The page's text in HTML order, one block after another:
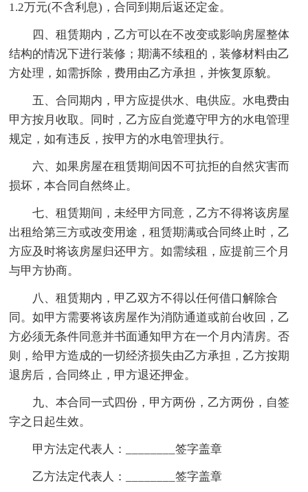
1.2万元(不含利息)，合同到期后返还定金。
四、租赁期内，乙方可以在不改变或影响房屋整体
结构的情况下进行装修；期满不续租的，装修材料由乙
方处理，如需拆除，费用由乙方承担，并恢复原貌。
五、合同期内，甲方应提供水、电供应。水电费由
甲方按月收取。同时，乙方应自觉遵守甲方的水电管理
规定，如有违反，按甲方的水电管理执行。
六、如果房屋在租赁期间因不可抗拒的自然灾害而
损坏，本合同自然终止。
七、租赁期间，未经甲方同意，乙方不得将该房屋
出租给第三方或改变用途，租赁期满或合同终止时，乙
方应及时将该房屋归还甲方。如需续租，应提前三个月
与甲方协商。
八、租赁期内，甲乙双方不得以任何借口解除合
同。如甲方需要将该房屋作为消防通道或前台收回，乙
方必须无条件同意并书面通知甲方在一个月内清房。否
则，给甲方造成的一切经济损失由乙方承担，乙方按期
退房后，合同终止，甲方退还押金。
九、本合同一式四份，甲方两份，乙方两份，自签
字之日起生效。
甲方法定代表人：________签字盖章
乙方法定代表人：________签字盖章